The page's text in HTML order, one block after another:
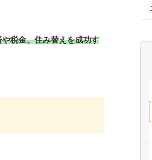
税金、住み替えを成功す